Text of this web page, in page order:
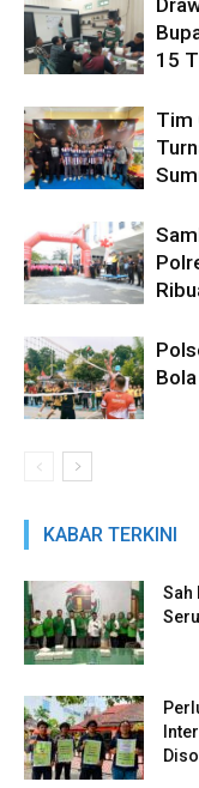
15
Tim
KABAR TERKINI
Sah